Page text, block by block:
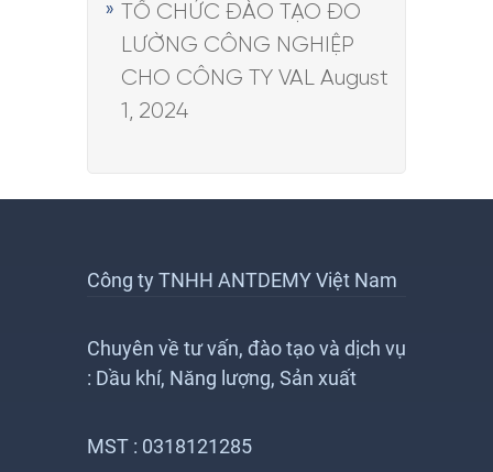
TỔ CHỨC ĐÀO TẠO ĐO
LƯỜNG CÔNG NGHIỆP
CHO CÔNG TY VAL August
1, 2024
Công ty TNHH ANTDEMY Việt Nam
Chuyên về tư vấn, đào tạo và dịch vụ
: Dầu khí, Năng lượng, Sản xuất
MST : 0318121285